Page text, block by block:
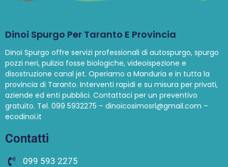
Dinoi Spurgo Per Taranto E Provincia
Dinoi Spurgo offre servizi professionali di autospurgo, spurgo
pozzi neri, pulizia fosse biologiche, videoispezione e
disostruzione canal jet. Operiamo a Manduria e in tutta la
provincia di Taranto. Interventi rapidi e su misura per privati,
aziende ed enti pubblici. Contattaci per un preventivo
gratuito. Tel. 099 5932275 – dinoicosimosrl@gmail.com –
ecodinoi.it
Contatti
099 593 2275